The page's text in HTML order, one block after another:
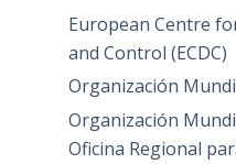
European Centre
and Control (ECDC)
Organización
Organización
Oficina Regional